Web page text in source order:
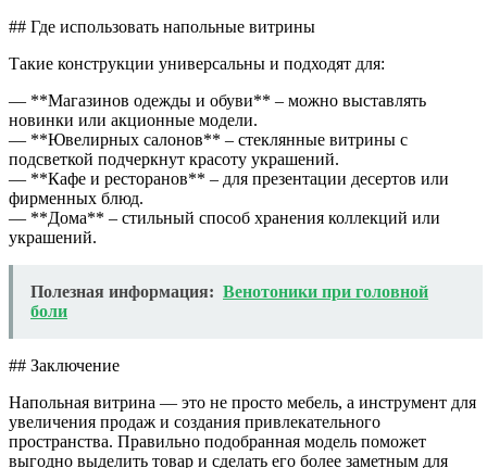
## Где использовать напольные витрины
Такие конструкции универсальны и подходят для:
— **Магазинов одежды и обуви** – можно выставлять
новинки или акционные модели.
— **Ювелирных салонов** – стеклянные витрины с
подсветкой подчеркнут красоту украшений.
— **Кафе и ресторанов** – для презентации десертов или
фирменных блюд.
— **Дома** – стильный способ хранения коллекций или
украшений.
Полезная информация: Венотоники при головной
боли
## Заключение
Напольная витрина — это не просто мебель, а инструмент для
увеличения продаж и создания привлекательного
пространства. Правильно подобранная модель поможет
выгодно выделить товар и сделать его более заметным для